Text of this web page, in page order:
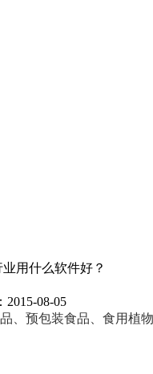
用什么软件好？
08-05
、预包装食品、食用植